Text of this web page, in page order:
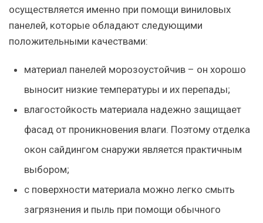
осуществляется именно при помощи виниловых
панелей, которые обладают следующими
положительными качествами:
материал панелей морозоустойчив – он хорошо
выносит низкие температуры и их перепады;
влагостойкость материала надежно защищает
фасад от проникновения влаги. Поэтому отделка
окон сайдингом снаружи является практичным
выбором;
с поверхности материала можно легко смыть
загрязнения и пыль при помощи обычного